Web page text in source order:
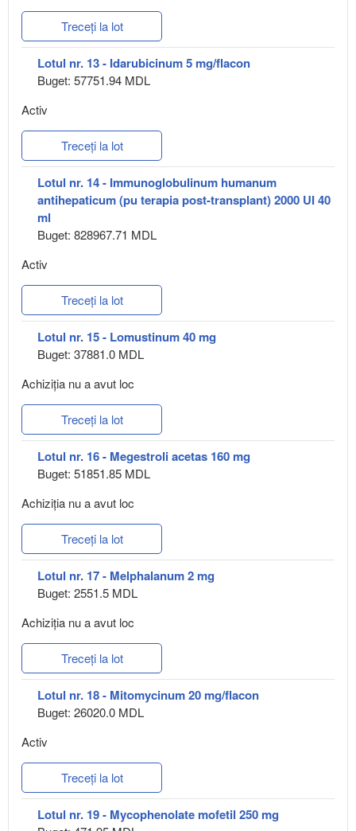
Treceți la lot
Lotul nr. 13 - Idarubicinum 5 mg/flacon
Buget: 57751.94 MDL
Activ
Treceți la lot
Lotul nr. 14 - Immunoglobulinum humanum
antihepaticum (pu terapia post-transplant) 2000 UI 40
ml
Buget: 828967.71 MDL
Activ
Treceți la lot
Lotul nr. 15 - Lomustinum 40 mg
Buget: 37881.0 MDL
Achiziţia nu a avut loc
Treceți la lot
Lotul nr. 16 - Megestroli acetas 160 mg
Buget: 51851.85 MDL
Achiziţia nu a avut loc
Treceți la lot
Lotul nr. 17 - Melphalanum 2 mg
Buget: 2551.5 MDL
Achiziţia nu a avut loc
Treceți la lot
Lotul nr. 18 - Mitomycinum 20 mg/flacon
Buget: 26020.0 MDL
Activ
Treceți la lot
Lotul nr. 19 - Mycophenolate mofetil 250 mg